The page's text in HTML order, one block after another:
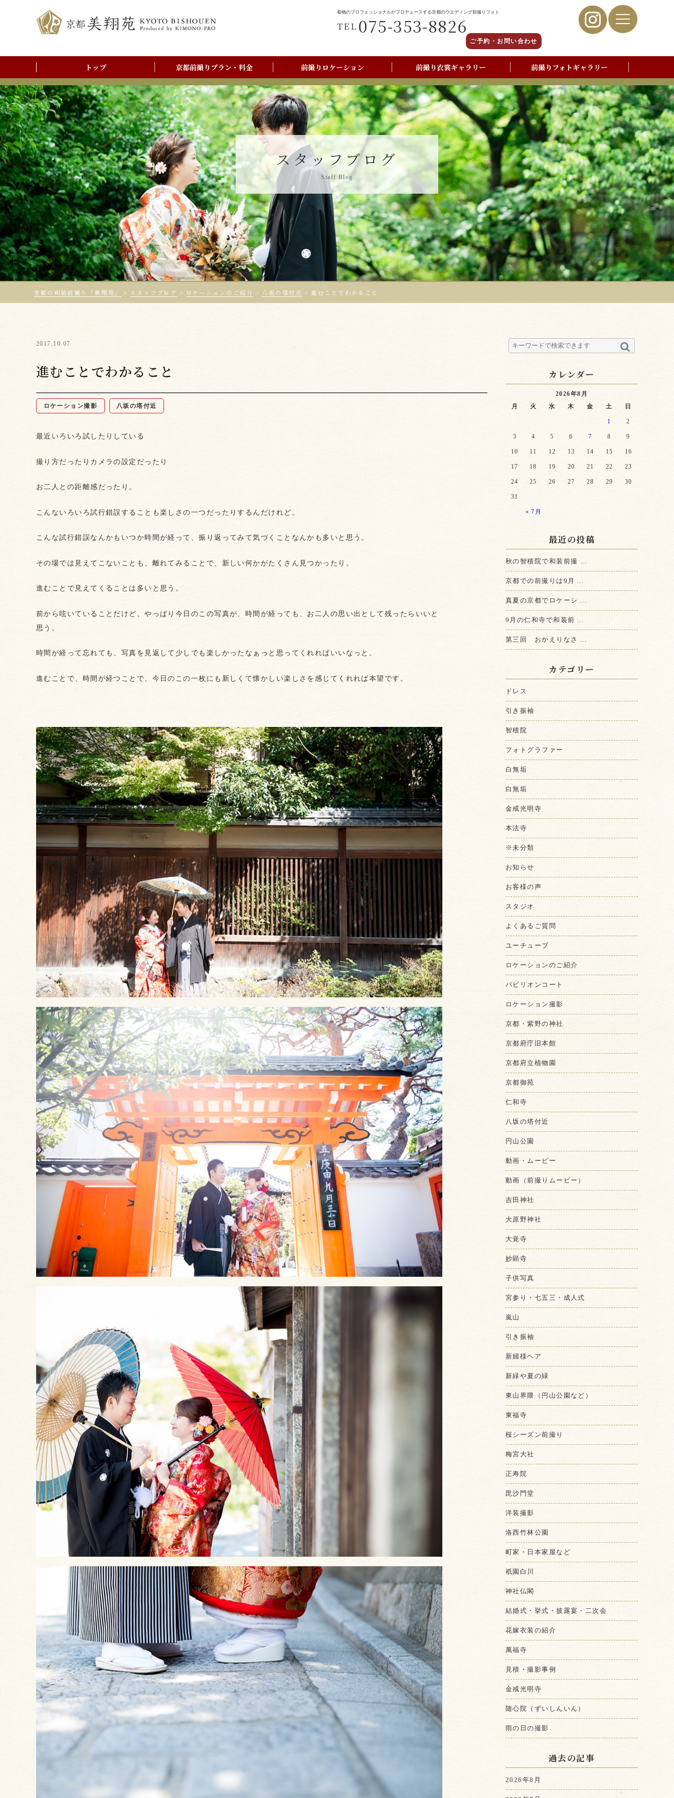
着物のプロフェッショナルがプロデュースする京都のウエディング前撮りフォト
TEL 075-353-8826
ご予約・お問い合わせ
トップ 京都前撮りプラン・料金 前撮りロケーション 前撮り衣裳ギャラリー 前撮りフォトギャラリー
前撮りアルバム 前撮りご利用の流れ 京都美翔苑店舗情報 写真撮影よくあるご質問
スタッフブログ
Staff Blog
京都の和装前撮り「美翔苑」 > スタッフブログ > ロケーションのご紹介 > 八坂の塔付近 > 進むことでわかること
2017.10.07
進むことでわかること
ロケーション撮影 八坂の塔付近
最近いろいろ試したりしている
撮り方だったりカメラの設定だったり
お二人との距離感だったり。
こんないろいろ試行錯誤することも楽しさの一つだったりするんだけれど。
こんな試行錯誤なんかもいつか時間が経って、振り返ってみて気づくことなんかも多いと思う。
その場では見えてこないことも、離れてみることで、新しい何かがたくさん見つかったり。
進むことで見えてくることは多いと思う。
前から呟いていることだけど、やっぱり今日のこの写真が、時間が経っても、お二人の思い出として残ったらいいと
思う。
時間が経って忘れても、写真を見返して少しでも楽しかったなぁっと思ってくれればいいなっと。
進むことで、時間が経つことで、今日のこの一枚にも新しくて懐かしい楽しさを感じてくれれば本望です。
カレンダー
2026年8月
月
火 水 木 金 土 日
« 7月
1 2
3 4 5 6 7 8 9
10 11 12 13 14 15 16
17 18 19 20 21 22 23
24 25 26 27 28 29 30
31
最近の投稿
秋の智積院で和装前撮 ...
京都での前撮りは9月 ...
真夏の京都でロケーシ ...
9月の仁和寺で和装前 ...
第三回 おかえりなさ ...
カテゴリー
ドレス
引き振袖
智積院
フォトグラファー
白無垢
白無垢
金戒光明寺
本法寺
※未分類
お知らせ
お客様の声
スタジオ
よくあるご質問
ユーチューブ
ロケーションのご紹介
パビリオンコート
ロケーション撮影
京都・紫野の神社
京都府庁旧本館
京都府立植物園
京都御苑
仁和寺
八坂の塔付近
円山公園
動画・ムービー
動画（前撮りムービー）
吉田神社
大原野神社
大覚寺
妙顕寺
子供写真
宮参り・七五三・成人式
嵐山
引き振袖
新婦様ヘア
新緑や夏の緑
東山界隈（円山公園など）
東福寺
桜シーズン前撮り
梅宮大社
正寿院
毘沙門堂
洋装撮影
洛西竹林公園
町家・日本家屋など
祇園白川
神社仏閣
結婚式・挙式・披露宴・二次会
花嫁衣装の紹介
萬福寺
見積・撮影事例
金戒光明寺
随心院（ずいしんいん）
雨の日の撮影
過去の記事
2026年8月